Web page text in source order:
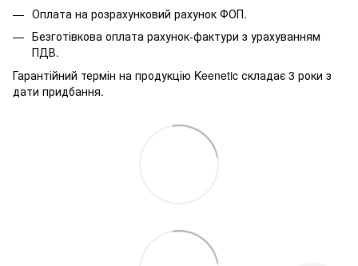
Оплата на розрахунковий рахунок ФОП.
Безготівкова оплата рахунок-фактури з урахуванням
ПДВ.
Гарантійний термін на продукцію Keenetic складає 3 роки з
дати придбання.